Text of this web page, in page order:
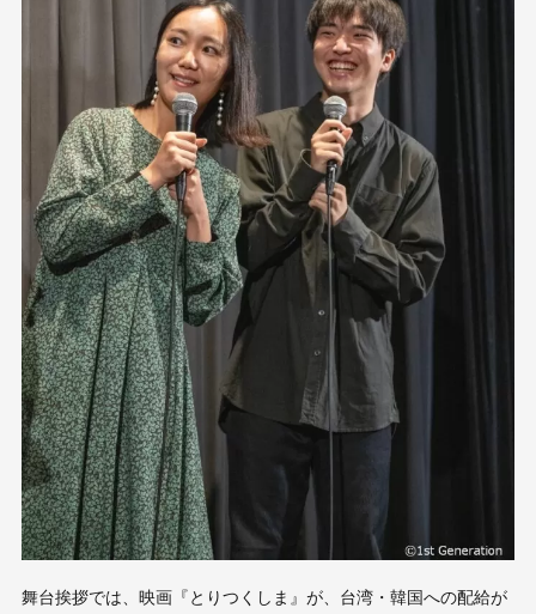
舞台挨拶では、映画『とりつくしま』が、台湾・韓国への配給が